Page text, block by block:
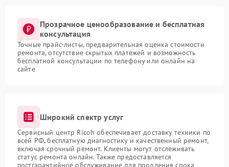
Прозрачное ценообразование и бесплатная
консультация
Точные прайс-листы, предварительная оценка стоимости
ремонта, отсутствие скрытых платежей и возможность
бесплатной консультации по телефону или онлайн на
сайте
Широкий спектр услуг
Сервисный центр Ricoh обеспечивает доставку техники по
всей РФ, бесплатную диагностику и качественный ремонт,
включая срочный ремонт. Клиенты могут отслеживать
статус ремонта онлайн. Также предоставляется
постгарантийное обслуживание для продления срока